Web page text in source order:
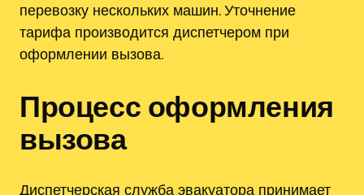
перевозку нескольких машин. Уточнение
тарифа производится диспетчером при
оформлении вызова.
Процесс оформления
вызова
Диспетчерская служба эвакуатора принимает